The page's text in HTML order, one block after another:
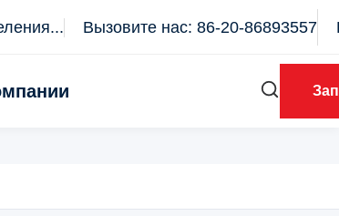
Вызовите нас: 86-20-86893557